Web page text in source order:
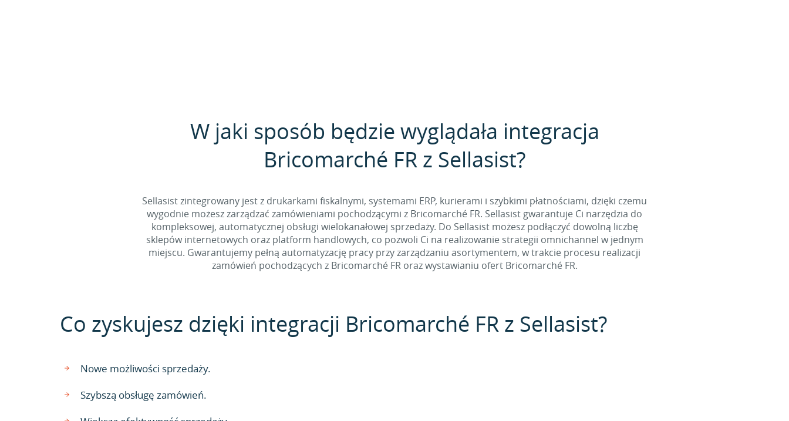
W jaki sposób będzie wyglądała integracja
Bricomarché FR z Sellasist?
Sellasist zintegrowany jest z drukarkami fiskalnymi, systemami ERP, kurierami i szybkimi płatnościami, dzięki czemu
wygodnie możesz zarządzać zamówieniami pochodzącymi z Bricomarché FR. Sellasist gwarantuje Ci narzędzia do
kompleksowej, automatycznej obsługi wielokanałowej sprzedaży. Do Sellasist możesz podłączyć dowolną liczbę
sklepów internetowych oraz platform handlowych, co pozwoli Ci na realizowanie strategii omnichannel w jednym
miejscu. Gwarantujemy pełną automatyzację pracy przy zarządzaniu asortymentem, w trakcie procesu realizacji
zamówień pochodzących z Bricomarché FR oraz wystawianiu ofert Bricomarché FR.
Co zyskujesz dzięki integracji Bricomarché FR z Sellasist?
Nowe możliwości sprzedaży.
Szybszą obsługę zamówień.